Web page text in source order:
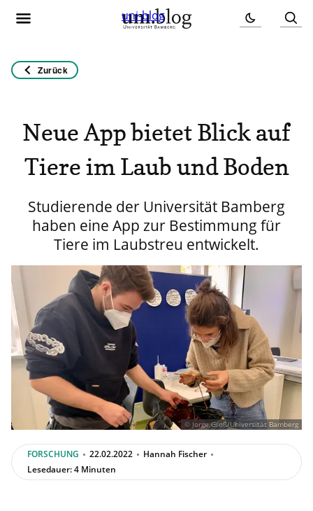
uni-blog
Zurück
Neue App bietet Blick auf
Tiere im Laub und Boden
Studierende der Universität Bamberg
haben eine App zur Bestimmung für
Tiere im Laubstreu entwickelt.
© Jorge Groß/Universität Bamberg
FORSCHUNG 22.02.2022
Hannah Fischer
Lesedauer: 4 Minuten